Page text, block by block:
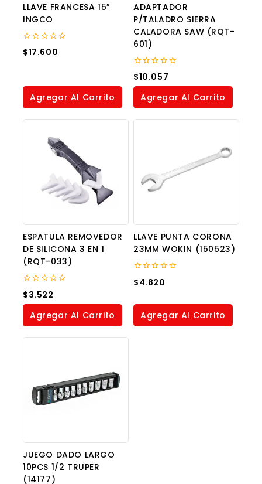
LLAVE FRANCESA 15″
INGCO
0
out
$17.600
Agregar Al Carrito
ADAPTADOR
P/TALADRO SIERRA
CALADORA SAW (RQT-
601)
0
out
of
$10.057
Agregar Al Carrito
ESPATULA REMOVEDOR
DE SILICONA 3 EN 1
(RQT-033)
0
out
of
$3.522
Agregar Al Carrito
LLAVE PUNTA CORONA
23MM WOKIN (150523)
0
out
5
$4.820
Agregar Al Carrito
JUEGO DADO LARGO
10PCS 1/2 TRUPER
(14177)